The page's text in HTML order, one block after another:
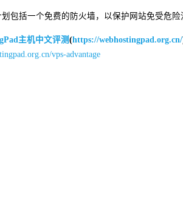
包括一个免费的防火墙，以保护网站免受危险
主机中文评测(https://webhostingpad.org.cn/
vps-advantage